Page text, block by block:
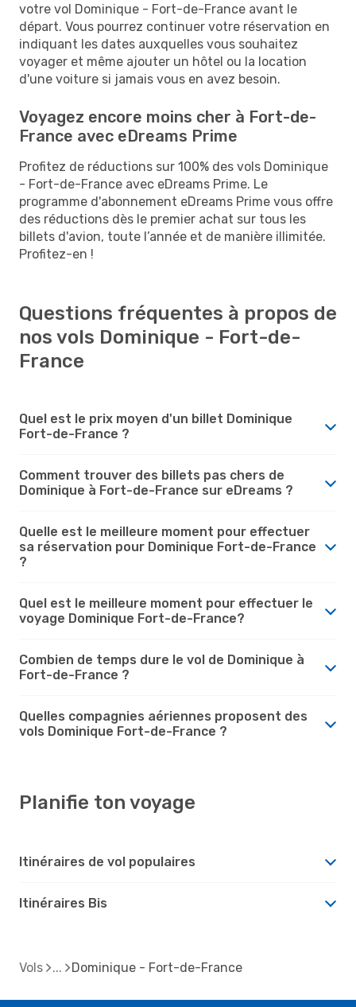
votre vol Dominique - Fort-de-France avant le
départ. Vous pourrez continuer votre réservation en
indiquant les dates auxquelles vous souhaitez
voyager et même ajouter un hôtel ou la location
d'une voiture si jamais vous en avez besoin.
Voyagez encore moins cher à Fort-de-
France avec eDreams Prime
Profitez de réductions sur 100% des vols Dominique
- Fort-de-France avec eDreams Prime. Le
programme d'abonnement eDreams Prime vous offre
des réductions dès le premier achat sur tous les
billets d'avion, toute l’année et de manière illimitée.
Profitez-en !
Questions fréquentes à propos de
nos vols Dominique - Fort-de-
France
Quel est le prix moyen d'un billet Dominique
Fort-de-France ?
Comment trouver des billets pas chers de
Dominique à Fort-de-France sur eDreams ?
Quelle est le meilleure moment pour effectuer
sa réservation pour Dominique Fort-de-France
?
Quel est le meilleure moment pour effectuer le
voyage Dominique Fort-de-France?
Combien de temps dure le vol de Dominique à
Fort-de-France ?
Quelles compagnies aériennes proposent des
vols Dominique Fort-de-France ?
Planifie ton voyage
Itinéraires de vol populaires
Itinéraires Bis
Vols Dominique - Fort-de-France